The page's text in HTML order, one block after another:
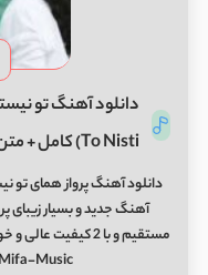
To Nisti) کامل + متن , کلیپ اجرای زنده
دانلود آهنگ پرواز همای تو
آهنگ جدید و بسیار زیبای
Music